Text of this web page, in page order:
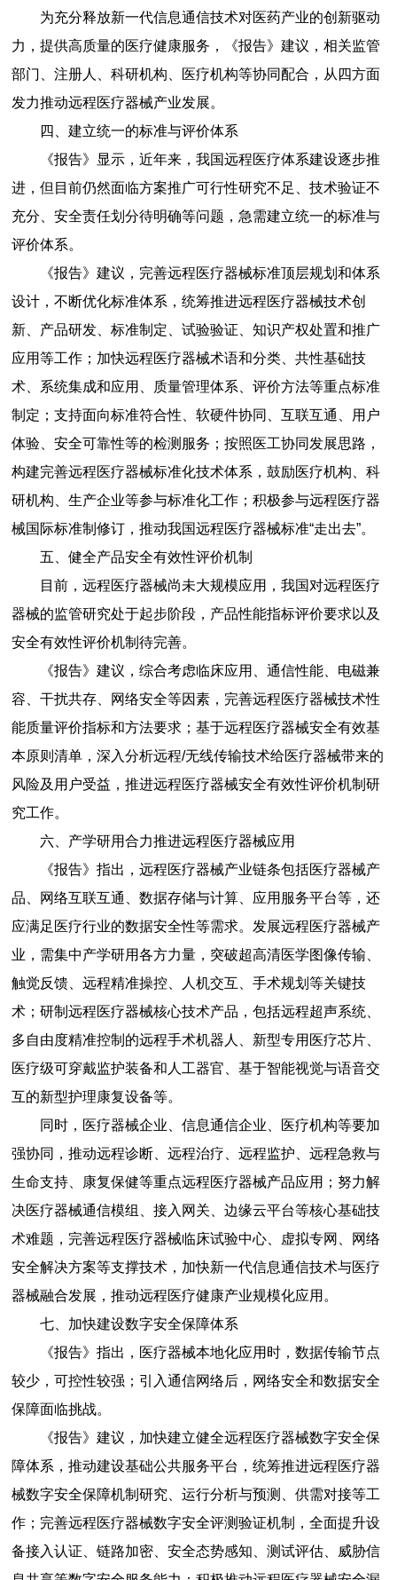
为充分释放新一代信息通信技术对医药产业的创新驱动
力，提供高质量的医疗健康服务，《报告》建议，相关监管
部门、注册人、科研机构、医疗机构等协同配合，从四方面
发力推动远程医疗器械产业发展。
四、建立统一的标准与评价体系
《报告》显示，近年来，我国远程医疗体系建设逐步推
进，但目前仍然面临方案推广可行性研究不足、技术验证不
充分、安全责任划分待明确等问题，急需建立统一的标准与
评价体系。
《报告》建议，完善远程医疗器械标准顶层规划和体系
设计，不断优化标准体系，统筹推进远程医疗器械技术创
新、产品研发、标准制定、试验验证、知识产权处置和推广
应用等工作；加快远程医疗器械术语和分类、共性基础技
术、系统集成和应用、质量管理体系、评价方法等重点标准
制定；支持面向标准符合性、软硬件协同、互联互通、用户
体验、安全可靠性等的检测服务；按照医工协同发展思路，
构建完善远程医疗器械标准化技术体系，鼓励医疗机构、科
研机构、生产企业等参与标准化工作；积极参与远程医疗器
械国际标准制修订，推动我国远程医疗器械标准“走出去”。
五、健全产品安全有效性评价机制
目前，远程医疗器械尚未大规模应用，我国对远程医疗
器械的监管研究处于起步阶段，产品性能指标评价要求以及
安全有效性评价机制待完善。
《报告》建议，综合考虑临床应用、通信性能、电磁兼
容、干扰共存、网络安全等因素，完善远程医疗器械技术性
能质量评价指标和方法要求；基于远程医疗器械安全有效基
本原则清单，深入分析远程/无线传输技术给医疗器械带来的
风险及用户受益，推进远程医疗器械安全有效性评价机制研
究工作。
六、产学研用合力推进远程医疗器械应用
《报告》指出，远程医疗器械产业链条包括医疗器械产
品、网络互联互通、数据存储与计算、应用服务平台等，还
应满足医疗行业的数据安全性等需求。发展远程医疗器械产
业，需集中产学研用各方力量，突破超高清医学图像传输、
触觉反馈、远程精准操控、人机交互、手术规划等关键技
术；研制远程医疗器械核心技术产品，包括远程超声系统、
多自由度精准控制的远程手术机器人、新型专用医疗芯片、
医疗级可穿戴监护装备和人工器官、基于智能视觉与语音交
互的新型护理康复设备等。
同时，医疗器械企业、信息通信企业、医疗机构等要加
强协同，推动远程诊断、远程治疗、远程监护、远程急救与
生命支持、康复保健等重点远程医疗器械产品应用；努力解
决医疗器械通信模组、接入网关、边缘云平台等核心基础技
术难题，完善远程医疗器械临床试验中心、虚拟专网、网络
安全解决方案等支撑技术，加快新一代信息通信技术与医疗
器械融合发展，推动远程医疗健康产业规模化应用。
七、加快建设数字安全保障体系
《报告》指出，医疗器械本地化应用时，数据传输节点
较少，可控性较强；引入通信网络后，网络安全和数据安全
保障面临挑战。
《报告》建议，加快建立健全远程医疗器械数字安全保
障体系，推动建设基础公共服务平台，统筹推进远程医疗器
械数字安全保障机制研究、运行分析与预测、供需对接等工
作；完善远程医疗器械数字安全评测验证机制，全面提升设
备接入认证、链路加密、安全态势感知、测试评估、威胁信